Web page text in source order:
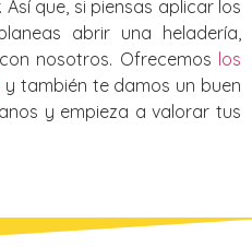
que, si piensas aplicar los
abrir una heladería,
nosotros. Ofrecemos los
y también te damos un buen
y empieza a valorar tus